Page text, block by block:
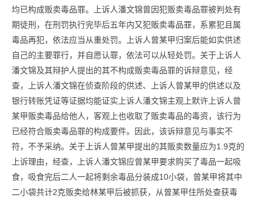
均已构成贩卖毒品罪。上诉人潘文锦曾因犯贩卖毒品罪被判处有
期徒刑，在刑罚执行完毕后五年内又犯贩卖毒品罪，系累犯且属
毒品再犯，依法应当从重处罚。上诉人曾某甲归案后能如实供述
自己的主要罪行，并自愿认罪，依法可以从轻处罚。关于上诉人
潘文锦及其辩护人提出的其不构成贩卖毒品罪的诉辩意见，经
查，上诉人潘文锦在侦查阶段的供述、上诉人曾某甲的供述以及
银行转账凭证等证据均能证实上诉人潘文锦主观上默许上诉人曾
某甲贩卖毒品给他人，客观上也收取了贩卖毒品的毒资，该行为
已经符合贩卖毒品罪的构成要件。因此，该诉辩意见与事实不
符，不予采纳。关于上诉人曾某甲提出的其贩卖数量应为1.9克的
上诉理由，经查，上诉人潘文锦应曾某甲要求购买了毒品一起吸
食，吸食完后二人一起将剩余毒品分装成10小袋，曾某甲将其中
二小袋共计2克贩卖给林某甲后被抓获，从曾某甲住所处查获毒